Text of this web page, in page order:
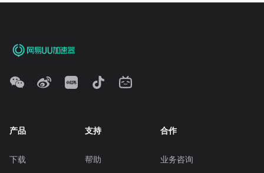
产品
下载
支持
帮助
合作
业务咨询